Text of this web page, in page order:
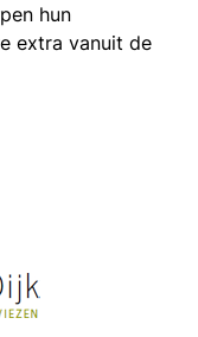
hun
extra vanuit de